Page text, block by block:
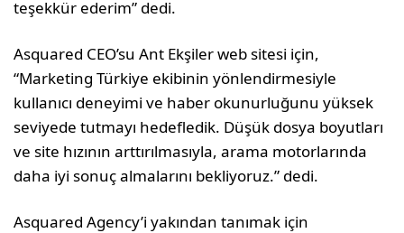
teşekkür ederim” dedi.
Asquared CEO’su Ant Ekşiler web sitesi için,
“Marketing Türkiye ekibinin yönlendirmesiyle
kullanıcı deneyimi ve haber okunurluğunu yüksek
seviyede tutmayı hedefledik. Düşük dosya boyutları
ve site hızının arttırılmasıyla, arama motorlarında
daha iyi sonuç almalarını bekliyoruz.” dedi.
Asquared Agency’i yakından tanımak için